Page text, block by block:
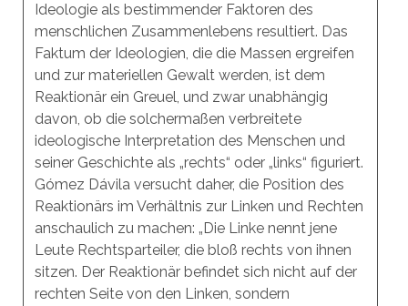
Ideologie als bestimmender Faktoren des
menschlichen Zusammenlebens resultiert. Das
Faktum der Ideologien, die die Massen ergreifen
und zur materiellen Gewalt werden, ist dem
Reaktionär ein Greuel, und zwar unabhängig
davon, ob die solchermaßen verbreitete
ideologische Interpretation des Menschen und
seiner Geschichte als „rechts“ oder „links“ figuriert.
Gómez Dávila versucht daher, die Position des
Reaktionärs im Verhältnis zur Linken und Rechten
anschaulich zu machen: „Die Linke nennt jene
Leute Rechtsparteiler, die bloß rechts von ihnen
sitzen. Der Reaktionär befindet sich nicht auf der
rechten Seite von den Linken, sondern